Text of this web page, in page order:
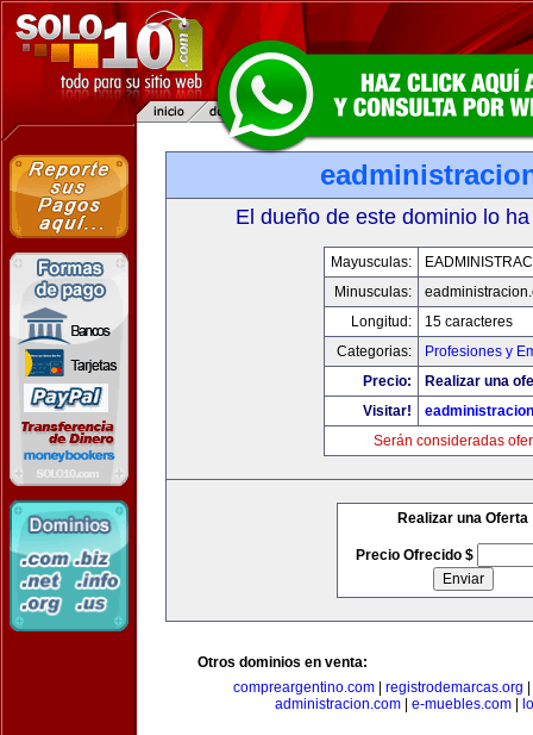
El dueño de este dominio lo
Mayusculas:
Minusculas:
Longitud:
15 caracteres
Categorias:
Profesiones y
Precio:
Realizar una
Visitar!
Serán consideradas
Realizar una Oferta
Precio Ofrecido $
Otros dominios en venta:
compreargentino.com
registrodemarcas.org
administracion.com
e-muebles.com